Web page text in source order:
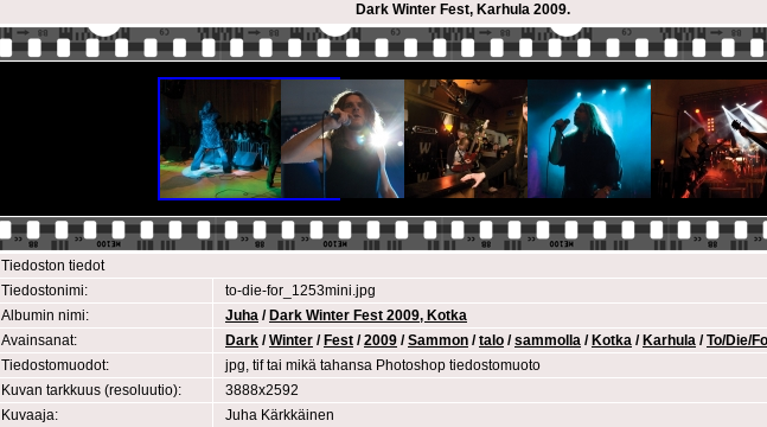
Dark Winter Fest, Karhula 2009.
Tiedoston tiedot
Tiedostonimi:
to-die-for_1253mini.jpg
Albumin nimi:
Juha / Dark Winter Fest 2009, Kotka
Avainsanat:
Dark /Winter / Fest /2009 /Sammon /talo /sammolla / Kotka / Karhula /To/Die/
Tiedostomuodot:
jpg, tif tai mikä tahansa Photoshop tiedostomuoto
Kuvan tarkkuus (resoluutio):
3888x2592
Kuvaaja:
Juha Kärkkäinen